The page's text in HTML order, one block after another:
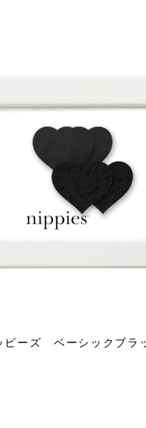
ピーズ ベーシックブラ